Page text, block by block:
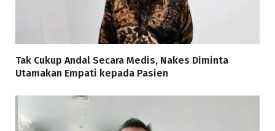
Tak Cukup Andal Secara Medis, Nakes Diminta
Utamakan Empati kepada Pasien